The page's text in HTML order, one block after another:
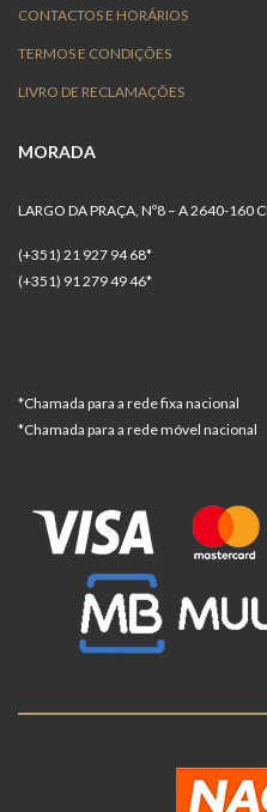
CONTACTOS E HORÁRIOS
TERMOS E CONDIÇÕES
LIVRO DE RECLAMAÇÕES
MORADA
LARGO DA PRAÇA, Nº8 – A 2640-160
(+351) 21 927 94 68*
(+351) 91 279 49 46*
*Chamada para a rede fixa nacional
*Chamada para a rede móvel nacional